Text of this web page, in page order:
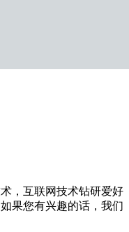
，互联网技术钻研爱好
果您有兴趣的话，我们